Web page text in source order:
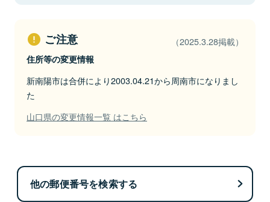
ご注意 （2025.3.28掲載）
住所等の変更情報
新南陽市は合併により2003.04.21から周南市になりまし
た
山口県の変更情報一覧 はこちら
他の郵便番号を検索する